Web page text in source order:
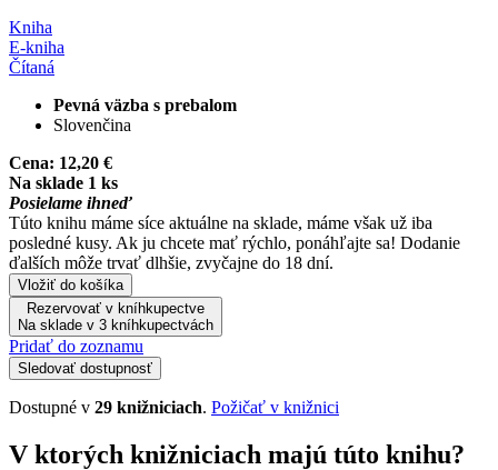
Kniha
E-kniha
Čítaná
Pevná väzba s prebalom
Slovenčina
Cena: 12,20 €
Na sklade 1 ks
Posielame ihneď
Túto knihu máme síce aktuálne na sklade, máme však už iba
posledné kusy. Ak ju chcete mať rýchlo, ponáhľajte sa! Dodanie
ďalších môže trvať dlhšie, zvyčajne do 18 dní.
Vložiť do košíka
Rezervovať v kníhkupectve
Na sklade v 3 kníhkupectvách
Pridať do zoznamu
Sledovať dostupnosť
Dostupné v 29 knižniciach. Požičať v knižnici
V ktorých knižniciach majú túto knihu?